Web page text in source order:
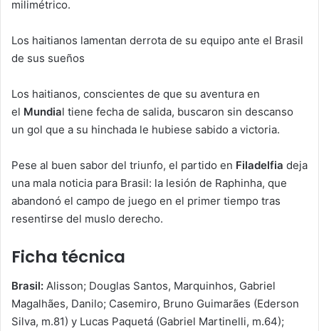
milimétrico.
Los haitianos lamentan derrota de su equipo ante el Brasil
de sus sueños
Los haitianos, conscientes de que su aventura en
el Mundial tiene fecha de salida, buscaron sin descanso
un gol que a su hinchada le hubiese sabido a victoria.
Pese al buen sabor del triunfo, el partido en Filadelfia deja
una mala noticia para Brasil: la lesión de Raphinha, que
abandonó el campo de juego en el primer tiempo tras
resentirse del muslo derecho.
Ficha técnica
Brasil: Alisson; Douglas Santos, Marquinhos, Gabriel
Magalhães, Danilo; Casemiro, Bruno Guimarães (Ederson
Silva, m.81) y Lucas Paquetá (Gabriel Martinelli, m.64);